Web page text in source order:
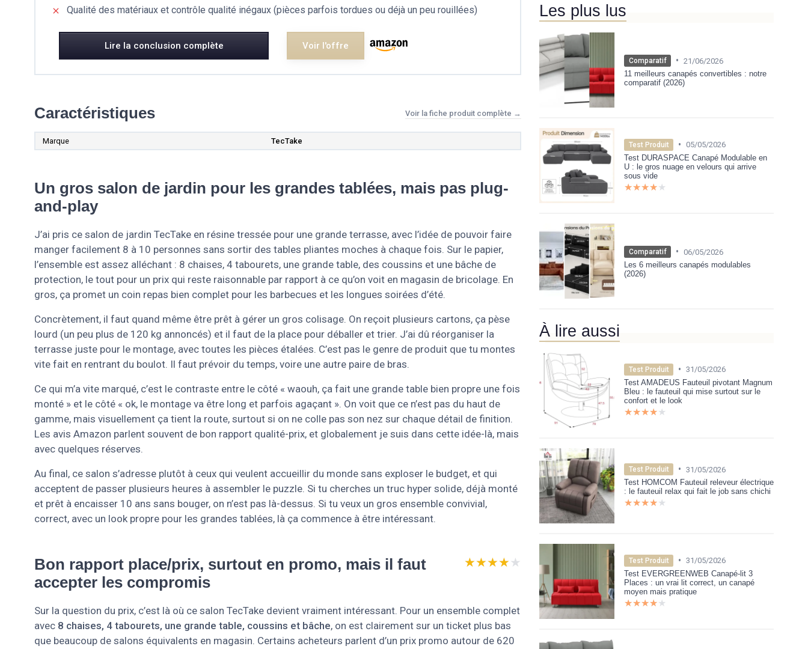
Qualité des matériaux et contrôle qualité inégaux (pièces parfois tordues ou déjà un peu rouillées)
Lire la conclusion complète Voir l'offre
Caractéristiques Voir la fiche produit complète →
Marque TecTake
Un gros salon de jardin pour les grandes tablées, mais pas plug-
and-play
J’ai pris ce salon de jardin TecTake en résine tressée pour une grande terrasse, avec l’idée de pouvoir faire
manger facilement 8 à 10 personnes sans sortir des tables pliantes moches à chaque fois. Sur le papier,
l’ensemble est assez alléchant : 8 chaises, 4 tabourets, une grande table, des coussins et une bâche de
protection, le tout pour un prix qui reste raisonnable par rapport à ce qu’on voit en magasin de bricolage. En
gros, ça promet un coin repas bien complet pour les barbecues et les longues soirées d’été.
Concrètement, il faut quand même être prêt à gérer un gros colisage. On reçoit plusieurs cartons, ça pèse
lourd (un peu plus de 120 kg annoncés) et il faut de la place pour déballer et trier. J’ai dû réorganiser la
terrasse juste pour le montage, avec toutes les pièces étalées. C’est pas le genre de produit que tu montes
vite fait en rentrant du boulot. Il faut prévoir du temps, voire une autre paire de bras.
Ce qui m’a vite marqué, c’est le contraste entre le côté « waouh, ça fait une grande table bien propre une fois
monté » et le côté « ok, le montage va être long et parfois agaçant ». On voit que ce n’est pas du haut de
gamme, mais visuellement ça tient la route, surtout si on ne colle pas son nez sur chaque détail de finition.
Les avis Amazon parlent souvent de bon rapport qualité-prix, et globalement je suis dans cette idée-là, mais
avec quelques réserves.
Au final, ce salon s’adresse plutôt à ceux qui veulent accueillir du monde sans exploser le budget, et qui
acceptent de passer plusieurs heures à assembler le puzzle. Si tu cherches un truc hyper solide, déjà monté
et prêt à encaisser 10 ans sans bouger, on n’est pas là-dessus. Si tu veux un gros ensemble convivial,
correct, avec un look propre pour les grandes tablées, là ça commence à être intéressant.
Bon rapport place/prix, surtout en promo, mais il faut
accepter les compromis
★★★★★
★★★★★
Sur la question du prix, c’est là où ce salon TecTake devient vraiment intéressant. Pour un ensemble complet
avec 8 chaises, 4 tabourets, une grande table, coussins et bâche, on est clairement sur un ticket plus bas
que beaucoup de salons équivalents en magasin. Certains acheteurs parlent d’un prix promo autour de 620
Les plus lus
Comparatif • 21/06/2026
11 meilleurs canapés convertibles : notre
comparatif (2026)
Test Produit • 05/05/2026
Test DURASPACE Canapé Modulable en
U : le gros nuage en velours qui arrive
sous vide
★★★★★
★★★★★
Comparatif • 06/05/2026
Les 6 meilleurs canapés modulables
(2026)
À lire aussi
Test Produit • 31/05/2026
Test AMADEUS Fauteuil pivotant Magnum
Bleu : le fauteuil qui mise surtout sur le
confort et le look
★★★★★
★★★★★
Test Produit • 31/05/2026
Test HOMCOM Fauteuil releveur électrique
: le fauteuil relax qui fait le job sans chichi
★★★★★
★★★★★
Test Produit • 31/05/2026
Test EVERGREENWEB Canapé-lit 3
Places : un vrai lit correct, un canapé
moyen mais pratique
★★★★★
★★★★★